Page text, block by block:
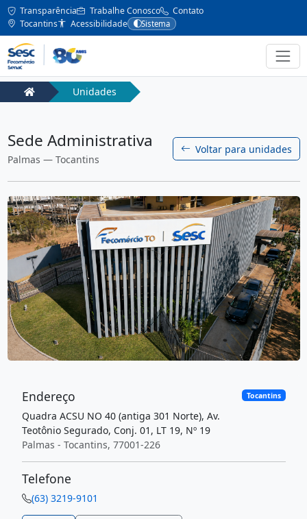
Transparência Trabalhe Conosco
Contato
Tocantins
Acessibilidade Sistema
Unidades
Sede Administrativa
Palmas — Tocantins
Voltar para unidades
Endereço
Quadra ACSU NO 40 (antiga 301 Norte), Av.
Teotônio Segurado, Conj. 01, LT 19, Nº 19
Palmas - Tocantins, 77001-226
Tocantins
Telefone
(63) 3219-9101